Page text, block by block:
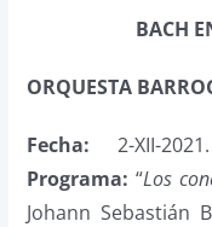
BACH
ORQUESTA
Fecha: 2-XII-
Programa: “Los
Johann Sebastián